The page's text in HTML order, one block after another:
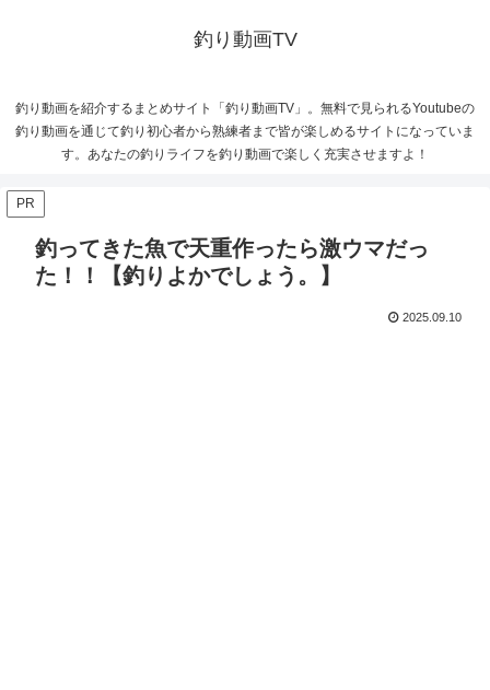
釣り動画TV
釣り動画を紹介するまとめサイト「釣り動画TV」。無料で見られるYoutubeの
釣り動画を通じて釣り初心者から熟練者まで皆が楽しめるサイトになっていま
す。あなたの釣りライフを釣り動画で楽しく充実させますよ！
PR
釣ってきた魚で天重作ったら激ウマだっ
た！！【釣りよかでしょう。】
2025.09.10